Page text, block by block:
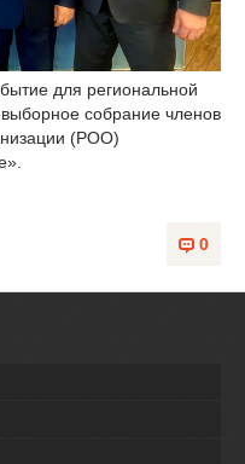
для региональной
собрание членов
(РОО)
0